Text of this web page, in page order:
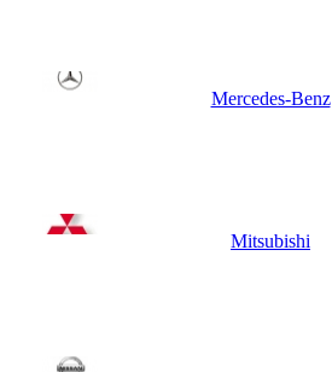
Mercedes-Benz
Mitsubishi